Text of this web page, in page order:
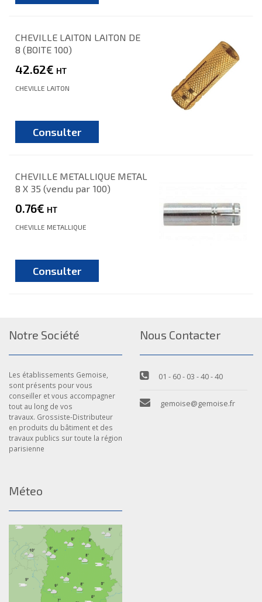
CHEVILLE LAITON LAITON DE
8 (BOITE 100)
42.62€ HT
CHEVILLE LAITON
Consulter
CHEVILLE METALLIQUE METAL
8 X 35 (vendu par 100)
0.76€ HT
CHEVILLE METALLIQUE
Consulter
Notre Société
Les établissements Gemoise,
sont présents pour vous
conseiller et vous accompagner
tout au long de vos
travaux. Grossiste-Distributeur
en produits du bâtiment et des
travaux publics sur toute la région
parisienne
Nous Contacter
01 - 60 - 03 - 40 - 40
gemoise@gemoise.fr
Méteo